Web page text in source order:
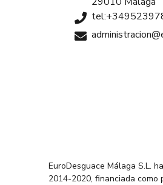
EuroDesguace Málaga S.L.
2014-2020, financiada como